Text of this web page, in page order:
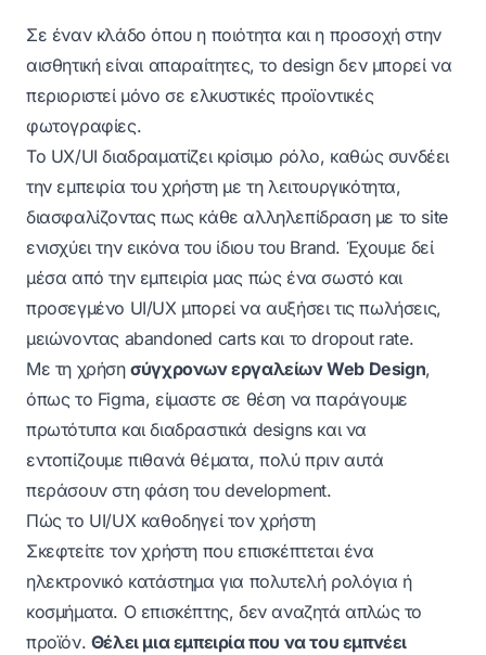
Σε έναν κλάδο όπου η ποιότητα και η προσοχή στην
αισθητική είναι απαραίτητες, το design δεν μπορεί να
περιοριστεί μόνο σε ελκυστικές προϊοντικές
φωτογραφίες.
Το UX/UI διαδραματίζει κρίσιμο ρόλο, καθώς συνδέει
την εμπειρία του χρήστη με τη λειτουργικότητα,
διασφαλίζοντας πως κάθε αλληλεπίδραση με το site
ενισχύει την εικόνα του ίδιου του Brand. Έχουμε δεί
μέσα από την εμπειρία μας πώς ένα σωστό και
προσεγμένο UI/UX μπορεί να αυξήσει τις πωλήσεις,
μειώνοντας abandoned carts και το dropout rate.
Με τη χρήσησύγχρονων εργαλείων Web Design,
όπως το Figma, είμαστε σε θέση να παράγουμε
πρωτότυπα και διαδραστικά designs και να
εντοπίζουμε πιθανά θέματα, πολύ πριν αυτά
περάσουν στη φάση του development.
Πώς το UI/UX καθοδηγεί τον χρήστη
Σκεφτείτε τον χρήστη που επισκέπτεται ένα
ηλεκτρονικό κατάστημα για πολυτελή ρολόγια ή
κοσμήματα. Ο επισκέπτης, δεν αναζητά απλώς το
προϊόν. Θέλει μια εμπειρία που να του εμπνέει